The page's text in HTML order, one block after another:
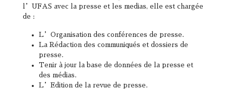
l’UFAS avec la presse et les medias, elle est chargée
de :
L’Organisation des conférences de presse.
La Rédaction des communiqués et dossiers de
presse.
Tenir à jour la base de données de la presse et
des médias.
L’Edition de la revue de presse.